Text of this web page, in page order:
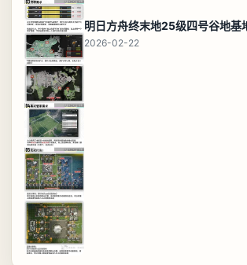
2026-02-22